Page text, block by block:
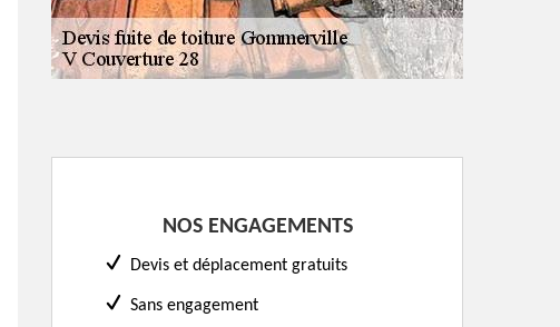
NOS ENGAGEMENTS
Devis et déplacement gratuits
Sans engagement